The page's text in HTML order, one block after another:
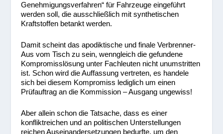
Genehmigungsverfahren“ für Fahrzeuge eingeführt
werden soll, die ausschließlich mit synthetischen
Kraftstoffen betankt werden.
Damit scheint das apodiktische und finale Verbrenner-
Aus vom Tisch zu sein, wenngleich die gefundene
Kompromisslösung unter Fachleuten nicht unumstritten
ist. Schon wird die Auffassung vertreten, es handele
sich bei diesem Kompromiss lediglich um einen
Prüfauftrag an die Kommission – Ausgang ungewiss!
Aber allein schon die Tatsache, dass es einer
konfliktreichen und an politischen Unterstellungen
reichen Auseinandersetzungen bedurfte, um den